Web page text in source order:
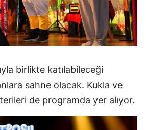
birlikte katılabileceği
sahne olacak. Kukla ve
de programda yer alıyor.